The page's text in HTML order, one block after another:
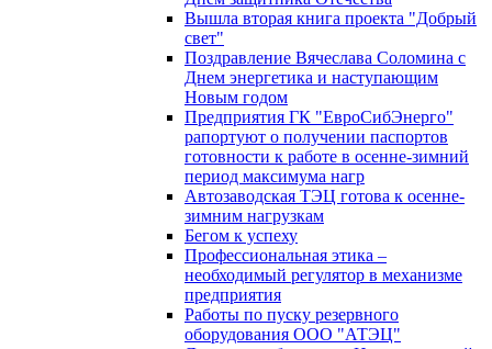
Вышла вторая книга проекта "Добрый
свет"
Поздравление Вячеслава Соломина с
Днем энергетика и наступающим
Новым годом
Предприятия ГК "ЕвроСибЭнерго"
рапортуют о получении паспортов
готовности к работе в осенне-зимний
период максимума нагр
Автозаводская ТЭЦ готова к осенне-
зимним нагрузкам
Бегом к успеху
Профессиональная этика –
необходимый регулятор в механизме
предприятия
Работы по пуску резервного
оборудования ООО "АТЭЦ"